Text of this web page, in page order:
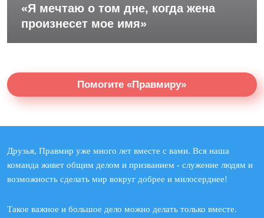
«Я мечтаю о том дне, когда жена
произнесет мое имя»
Помогите «Правмиру»
Друзья, Правмир уже много лет вместе с вами. Вся наша
команда живет общим делом и призванием - служение людям и
возможность сделать мир вокруг добрее и милосерднее!
Такое важное и большое дело можно делать только вместе.